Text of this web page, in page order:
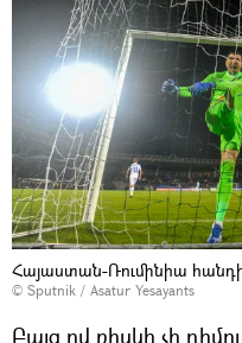
Հայաստան-Ռումինիա
© Sputnik / Asatur Yesayants
Բայց ով ռիսկի չի